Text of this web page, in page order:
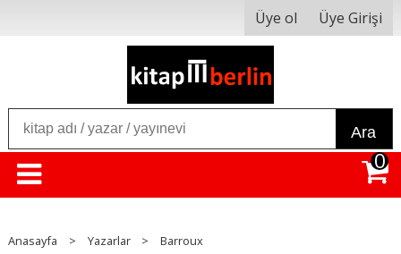
Üye ol Üye Girişi
Ara
0
Anasayfa > Yazarlar > Barroux